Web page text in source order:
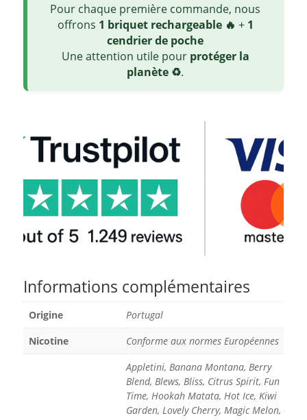
Pour chaque première commande, nous
offrons 1 briquet rechargeable 🔥 + 1
cendrier de poche
Une attention utile pour protéger la
planète ♻️.
Informations complémentaires
Origine
Portugal
Nicotine
Conforme aux normes Européennes
Appletini, Banana Montana, Berry
Blend, Blews, Bliss, Citrus Spirit, Fun
Time, Hookah Matata, Hot Ice, Kiwi
Garden, Lovely Cherry, Magic Melon,